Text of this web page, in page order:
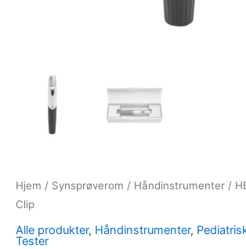
Hjem / Synsprøverom / Håndinstrumenter /
Clip
Alle produkter, Håndinstrumenter,
Tester